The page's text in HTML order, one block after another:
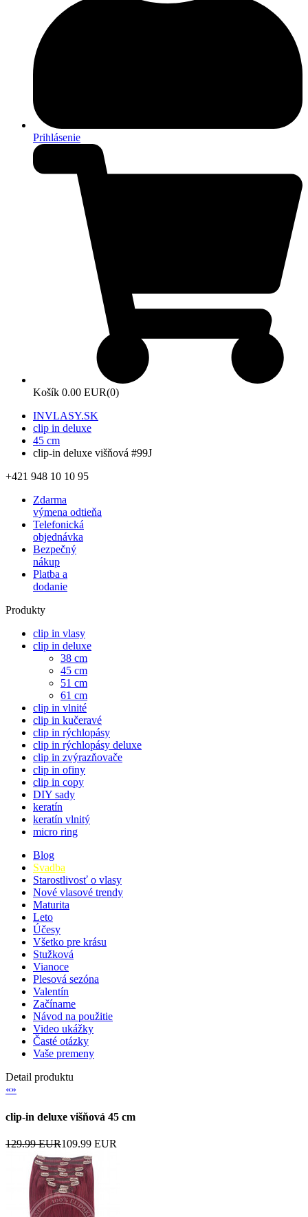
Prihlásenie
Košík 0.00 EUR(0)
INVLASY.SK
clip in deluxe
45 cm
clip-in deluxe višňová #99J
+421 948 10 10 95
Zdarma
výmena odtieňa
Telefonická
objednávka
Bezpečný
nákup
Platba a
dodanie
Produkty
clip in vlasy
clip in deluxe
38 cm
45 cm
51 cm
61 cm
clip in vlnité
clip in kučeravé
clip in rýchlopásy
clip in rýchlopásy deluxe
clip in zvýrazňovače
clip in ofiny
clip in copy
DIY sady
keratín
keratín vlnitý
micro ring
Blog
Svadba
Starostlivosť o vlasy
Nové vlasové trendy
Maturita
Leto
Účesy
Všetko pre krásu
Stužková
Vianoce
Plesová sezóna
Valentín
Začíname
Návod na použitie
Video ukážky
Časté otázky
Vaše premeny
Detail produktu
«»
clip-in deluxe višňová 45 cm
129.99 EUR109.99 EUR